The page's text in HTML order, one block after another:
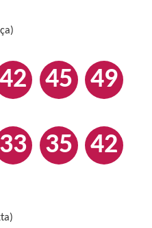
42 45 49
33 35 42